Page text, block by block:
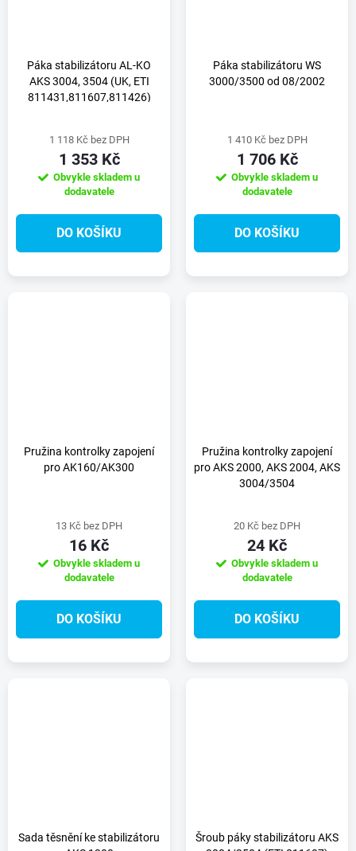
Páka stabilizátoru AL-KO
AKS 3004, 3504 (UK, ETI
811431,811607,811426)
1 118 Kč bez DPH
1 353 Kč
Obvykle skladem u
dodavatele
DO KOŠÍKU
Páka stabilizátoru WS
3000/3500 od 08/2002
1 410 Kč bez DPH
1 706 Kč
Obvykle skladem u
dodavatele
DO KOŠÍKU
Pružina kontrolky zapojení
pro AK160/AK300
13 Kč bez DPH
16 Kč
Obvykle skladem u
dodavatele
DO KOŠÍKU
Pružina kontrolky zapojení
pro AKS 2000, AKS 2004, AKS
3004/3504
20 Kč bez DPH
24 Kč
Obvykle skladem u
dodavatele
DO KOŠÍKU
Sada těsnění ke stabilizátoru
Šroub páky stabilizátoru AKS